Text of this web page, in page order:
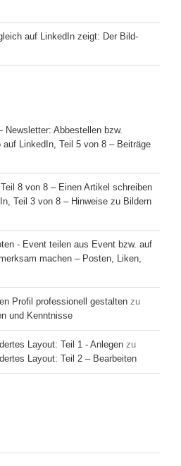
auf LinkedIn zeigt: Der Bild-
Newsletter: Abbestellen bzw.
auf LinkedIn, Teil 5 von 8 – Beiträge
8 von 8 – Einen Artikel schreiben
Teil 3 von 8 – Hinweise zu Bildern
- Event teilen aus Event bzw. auf
machen – Posten, Liken,
Profil professionell gestalten zu
und Kenntnisse
Layout: Teil 1 - Anlegen zu
Layout: Teil 2 – Bearbeiten